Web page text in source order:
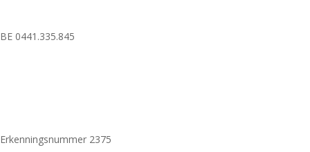
BE 0441.335.845
Erkenningsnummer 2375